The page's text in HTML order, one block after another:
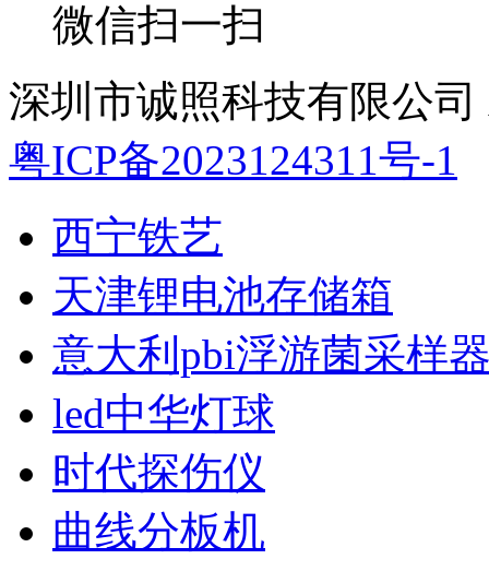
微信扫一扫
深圳市诚照科技有限公
粤ICP备2023124311号-1
西宁铁艺
天津锂电池存储箱
意大利pbi浮游菌采样
led中华灯球
时代探伤仪
曲线分板机